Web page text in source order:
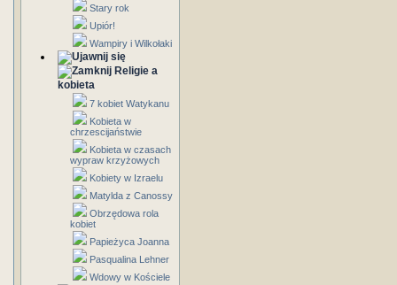
Stary rok
Upiór!
Wampiry i Wilkołaki
Religie a
kobieta
7 kobiet Watykanu
Kobieta w
chrzescijaństwie
Kobieta w czasach
wypraw krzyżowych
Kobiety w Izraelu
Matylda z Canossy
Obrzędowa rola
kobiet
Papieżyca Joanna
Pasqualina Lehner
Wdowy w Kościele